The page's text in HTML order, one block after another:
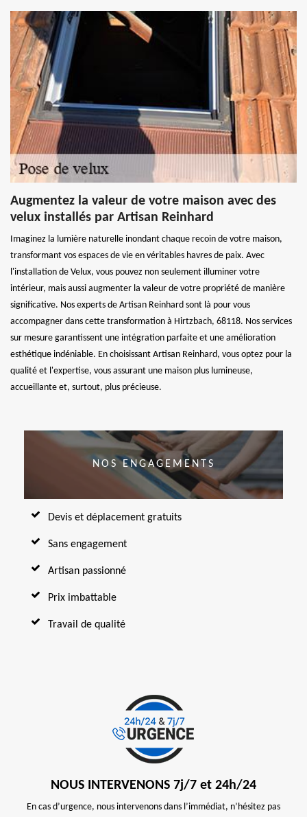
Augmentez la valeur de votre maison avec des
velux installés par Artisan Reinhard
Imaginez la lumière naturelle inondant chaque recoin de votre maison,
transformant vos espaces de vie en véritables havres de paix. Avec
l'installation de Velux, vous pouvez non seulement illuminer votre
intérieur, mais aussi augmenter la valeur de votre propriété de manière
significative. Nos experts de Artisan Reinhard sont là pour vous
accompagner dans cette transformation à Hirtzbach, 68118. Nos services
sur mesure garantissent une intégration parfaite et une amélioration
esthétique indéniable. En choisissant Artisan Reinhard, vous optez pour la
qualité et l'expertise, vous assurant une maison plus lumineuse,
accueillante et, surtout, plus précieuse.
NOS ENGAGEMENTS
Devis et déplacement gratuits
Sans engagement
Artisan passionné
Prix imbattable
Travail de qualité
NOUS INTERVENONS 7j/7 et 24h/24
En cas d’urgence, nous intervenons dans l’immédiat, n’hésitez pas